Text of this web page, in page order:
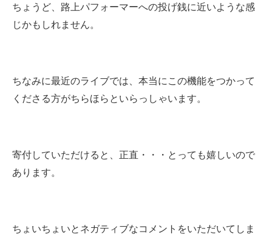
ちょうど、路上パフォーマーへの投げ銭に近いような感
じかもしれません。
ちなみに最近のライブでは、本当にこの機能をつかって
くださる方がちらほらといらっしゃいます。
寄付していただけると、正直・・・とっても嬉しいので
あります。
ちょいちょいとネガティブなコメントをいただいてしま